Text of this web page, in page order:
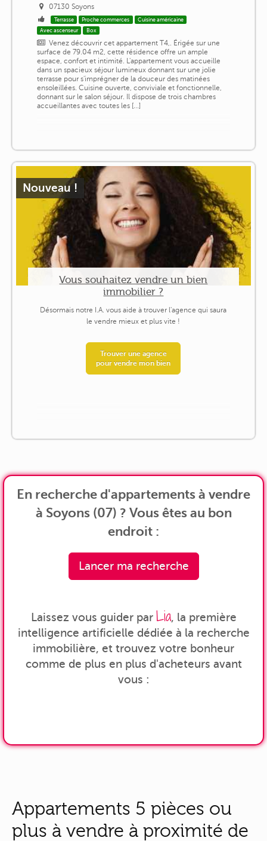
07130 Soyons
Terrasse Proche commerces
Cuisine américaine
Avec ascenseur
Box
Venez découvrir cet appartement T4,. Érigée sur une
surface de 79.04 m2, cette résidence offre un ample
espace, confort et intimité. L'appartement vous accueille
dans un spacieux séjour lumineux donnant sur une jolie
terrasse pour s'imprégner de la douceur des matinées
ensoleillées. Cuisine ouverte, conviviale et fonctionnelle,
donnant sur le salon séjour. Il dispose de trois chambres
accueillantes avec toutes les [...]
Nouveau !
Vous souhaitez vendre un bien
immobilier ?
Désormais notre I.A. vous aide à trouver l'agence qui saura
le vendre mieux et plus vite !
Trouver une agence
pour vendre mon bien
En recherche d'appartements à vendre
à Soyons (07) ? Vous êtes au bon
endroit :
Lancer ma recherche
Laissez vous guider par Lia, la première
intelligence artificielle dédiée à la recherche
immobilière, et trouvez votre bonheur
comme de plus en plus d'acheteurs avant
vous :
Appartements 5 pièces ou
plus à vendre à proximité de